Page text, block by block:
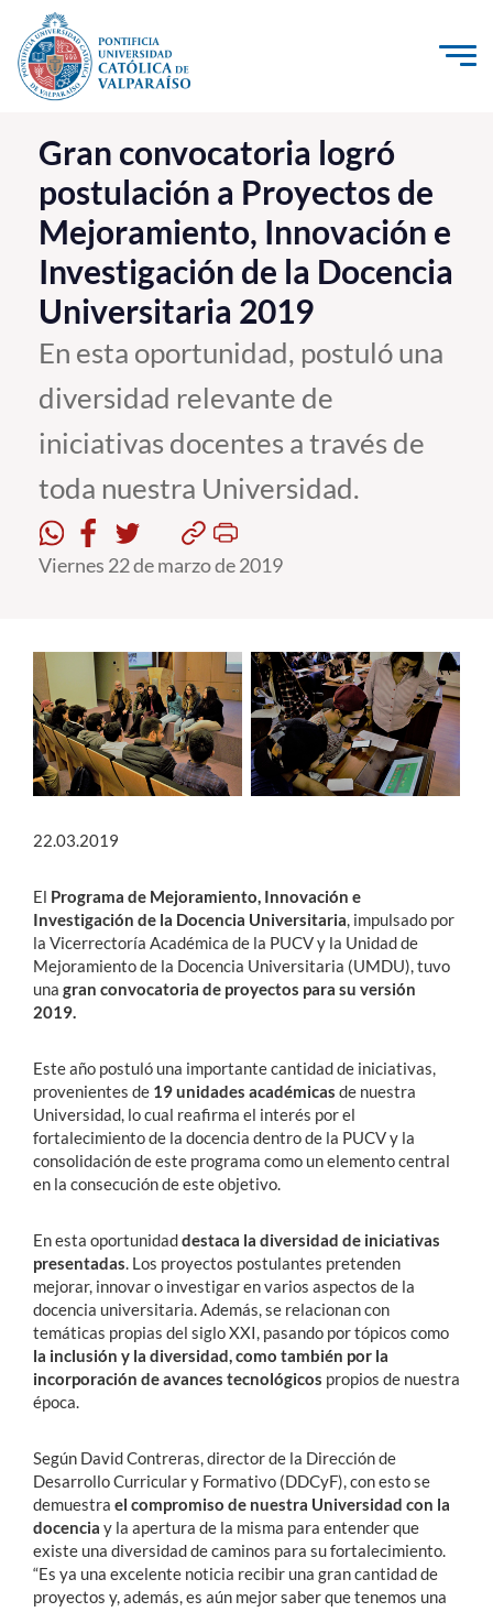
Click acá para ir directamente al contenido
La Universidad
Investigación, Creación e Innovación
PUCV Internacional
Vinculación con el Medio
Admisión
Pregrado
Postgrado
Formación Continua
Estudiantes
Alumni
English
Gran convocatoria logró
postulación a Proyectos de
Mejoramiento, Innovación e
Investigación de la Docencia
Universitaria 2019
En esta oportunidad, postuló una
diversidad relevante de
iniciativas docentes a través de
toda nuestra Universidad.
Viernes 22 de marzo de 2019
22.03.2019
El Programa de Mejoramiento, Innovación e
Investigación de la Docencia Universitaria, impulsado por
la Vicerrectoría Académica de la PUCV y la Unidad de
Mejoramiento de la Docencia Universitaria (UMDU), tuvo
una gran convocatoria de proyectos para su versión
2019.
Este año postuló una importante cantidad de iniciativas,
provenientes de 19 unidades académicas de nuestra
Universidad, lo cual reafirma el interés por el
fortalecimiento de la docencia dentro de la PUCV y la
consolidación de este programa como un elemento central
en la consecución de este objetivo.
En esta oportunidaddestaca la diversidad de iniciativas
presentadas. Los proyectos postulantes pretenden
mejorar, innovar o investigar en varios aspectos de la
docencia universitaria. Además, se relacionan con
temáticas propias del siglo XXI, pasando por tópicos como
la inclusión y la diversidad, como también por la
incorporación de avances tecnológicos propios de nuestra
época.
Según David Contreras, director de la Dirección de
Desarrollo Curricular y Formativo (DDCyF), con esto se
demuestra el compromiso de nuestra Universidad con la
docencia y la apertura de la misma para entender que
existe una diversidad de caminos para su fortalecimiento.
“Es ya una excelente noticia recibir una gran cantidad de
proyectos y, además, es aún mejor saber que tenemos una